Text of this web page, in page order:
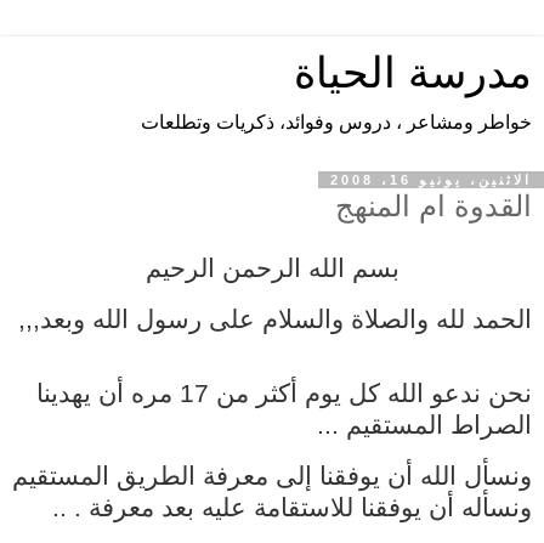
مدرسة الحياة
خواطر ومشاعر ، دروس وفوائد، ذكريات وتطلعات
الاثنين، يونيو 16، 2008
القدوة ام المنهج
بسم الله الرحمن الرحيم
الحمد لله والصلاة والسلام على رسول الله وبعد,,,
نحن ندعو الله كل يوم أكثر من 17 مره أن يهدينا
الصراط المستقيم ...
ونسأل الله أن يوفقنا إلى معرفة الطريق المستقيم
ونسأله أن يوفقنا للاستقامة عليه بعد معرفة . ..